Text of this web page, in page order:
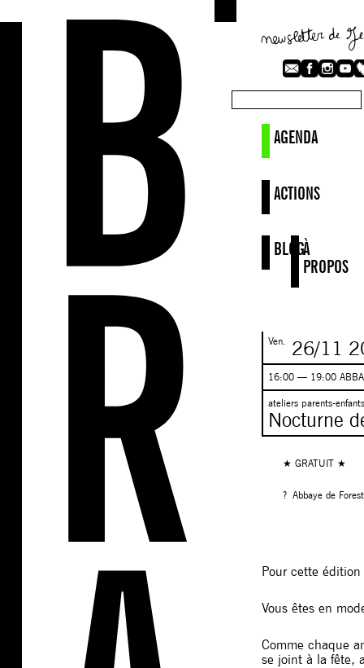
AGENDA
ACTIONS
BLOGÀ
PROPOS
Ven. 26/11
16:00 — 19:00
ateliers parents-enfants
Nocturne
★ GRATUIT ★
? Abbaye de
Pour cette
Vous êtes en
Comme chaque
se joint à la fête,